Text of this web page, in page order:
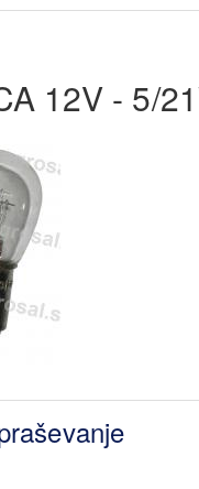
12V - 5/